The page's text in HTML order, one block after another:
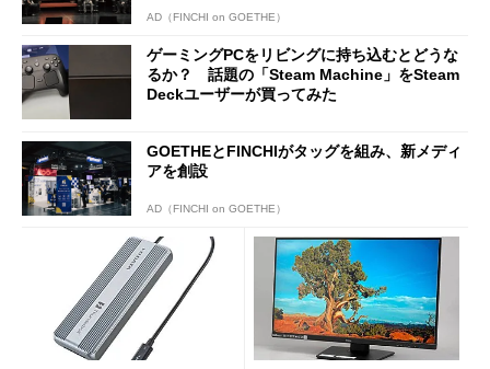
AD（FINCHI on GOETHE）
ゲーミングPCをリビングに持ち込むとどうな
るか？ 話題の「Steam Machine」をSteam
Deckユーザーが買ってみた
GOETHEとFINCHIがタッグを組み、新メディ
アを創設
AD（FINCHI on GOETHE）